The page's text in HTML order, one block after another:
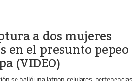
a dos mujeres
en el presunto pepeo
(VIDEO)
se halló una latpop, celulares, pertenencias